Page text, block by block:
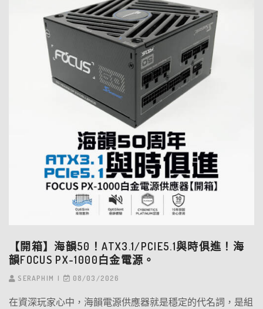
【開箱】海韻50！ATX3.1/PCIE5.1與時俱進！海
韻FOCUS PX-1000白金電源。
SERAPHIM 08/03/2026
在資深玩家心中，海韻電源供應器就是穩定的代名詞，是組